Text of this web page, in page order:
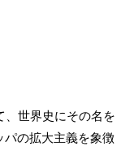
、世界史にその名を
の拡大主義を象徴